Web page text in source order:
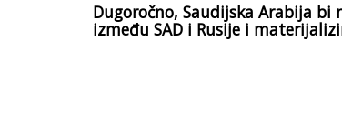
Dugoročno, Saudijska Arabija
između SAD i Rusije i